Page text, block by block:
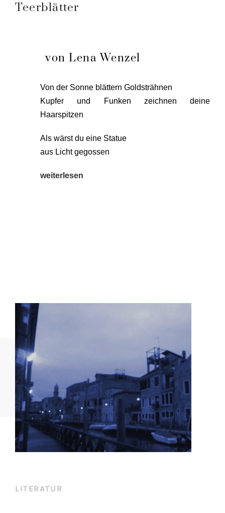
Teerblätter
von Lena Wenzel
Von der Son­ne blät­tern Gold­sträh­nen
Kup­fer und Fun­ken zeich­nen dei­ne
Haarspitzen
Als wärst du eine Sta­tue
aus Licht gegossen
wei­ter­le­sen
LITERATUR